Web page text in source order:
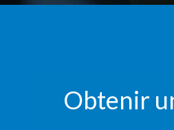
Obtenir